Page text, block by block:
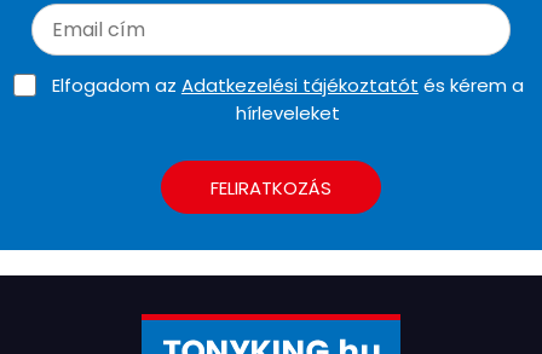
Elfogadom az Adatkezelési tájékoztatót és kérem a
hírleveleket
FELIRATKOZÁS